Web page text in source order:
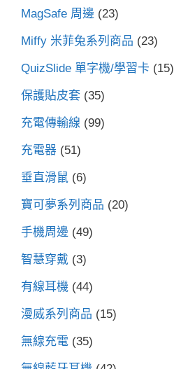
MagSafe 周邊 (23)
Miffy 米菲兔系列商品 (23)
QuizSlide 單字機/學習卡 (15)
保護貼皮套 (35)
充電傳輸線 (99)
充電器 (51)
垂直滑鼠 (6)
寶可夢系列商品 (20)
手機周邊 (49)
智慧穿戴 (3)
有線耳機 (44)
漫威系列商品 (15)
無線充電 (35)